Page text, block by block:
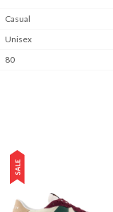
Casual
Unisex
80